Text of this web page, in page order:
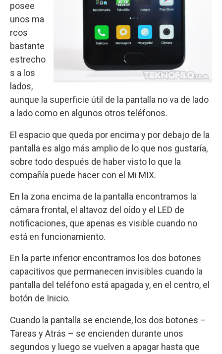
posee
unos ma
rcos
bastante
estrecho
s a los
lados,
aunque la superficie útil de la pantalla no va de lado
a lado como en algunos otros teléfonos.
El espacio que queda por encima y por debajo de la
pantalla es algo más amplio de lo que nos gustaría,
sobre todo después de haber visto lo que la
compañía puede hacer con el Mi MIX.
En la zona encima de la pantalla encontramos la
cámara frontal, el altavoz del oído y el LED de
notificaciones, que apenas es visible cuando no
está en funcionamiento.
En la parte inferior encontramos los dos botones
capacitivos que permanecen invisibles cuando la
pantalla del teléfono está apagada y, en el centro, el
botón de Inicio.
Cuando la pantalla se enciende, los dos botones –
Tareas y Atrás – se encienden durante unos
segundos y luego se vuelven a apagar hasta que